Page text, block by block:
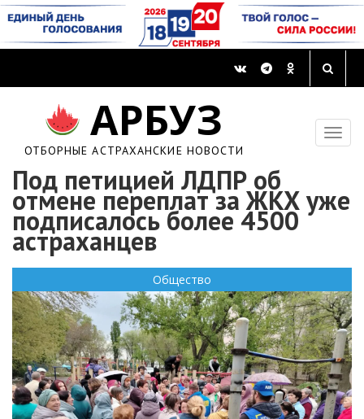
АРБУЗ
ОТБОРНЫЕ АСТРАХАНСКИЕ НОВОСТИ
Под петицией ЛДПР об
отмене переплат за ЖКХ уже
подписалось более 4500
астраханцев
Общество